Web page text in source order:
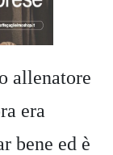
allenatore
era
bene ed è